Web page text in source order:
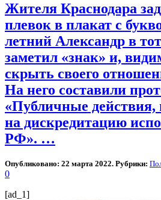
Жителя Краснодара
плевок в плакат с
летний Александр в
заметил «знак» и,
скрыть своего
На него составили
«Публичные действия,
на дискредитацию
РФ». …
Опубликовано: 22 марта 2022. Рубрики:
0
[ad_1]